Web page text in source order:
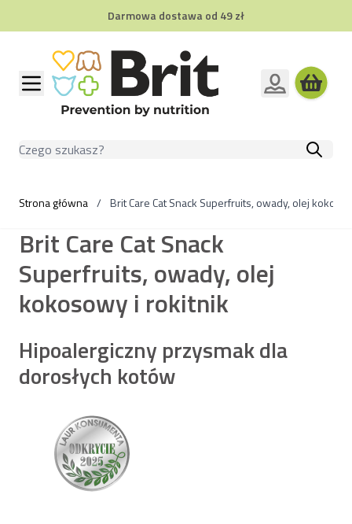
Darmowa dostawa od 49 zł
Przejdź do treści
Szukaj
Strona główna / Brit Care Cat Snack Superfruits, owady, olej
Brit Care Cat Snack
Superfruits, owady, olej
kokosowy i rokitnik
Hipoalergiczny przysmak dla
dorosłych kotów